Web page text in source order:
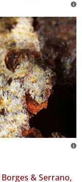
Borges & Serrano,